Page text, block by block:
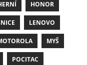
HONOR
LENOVO
MYŠ
POCITAC